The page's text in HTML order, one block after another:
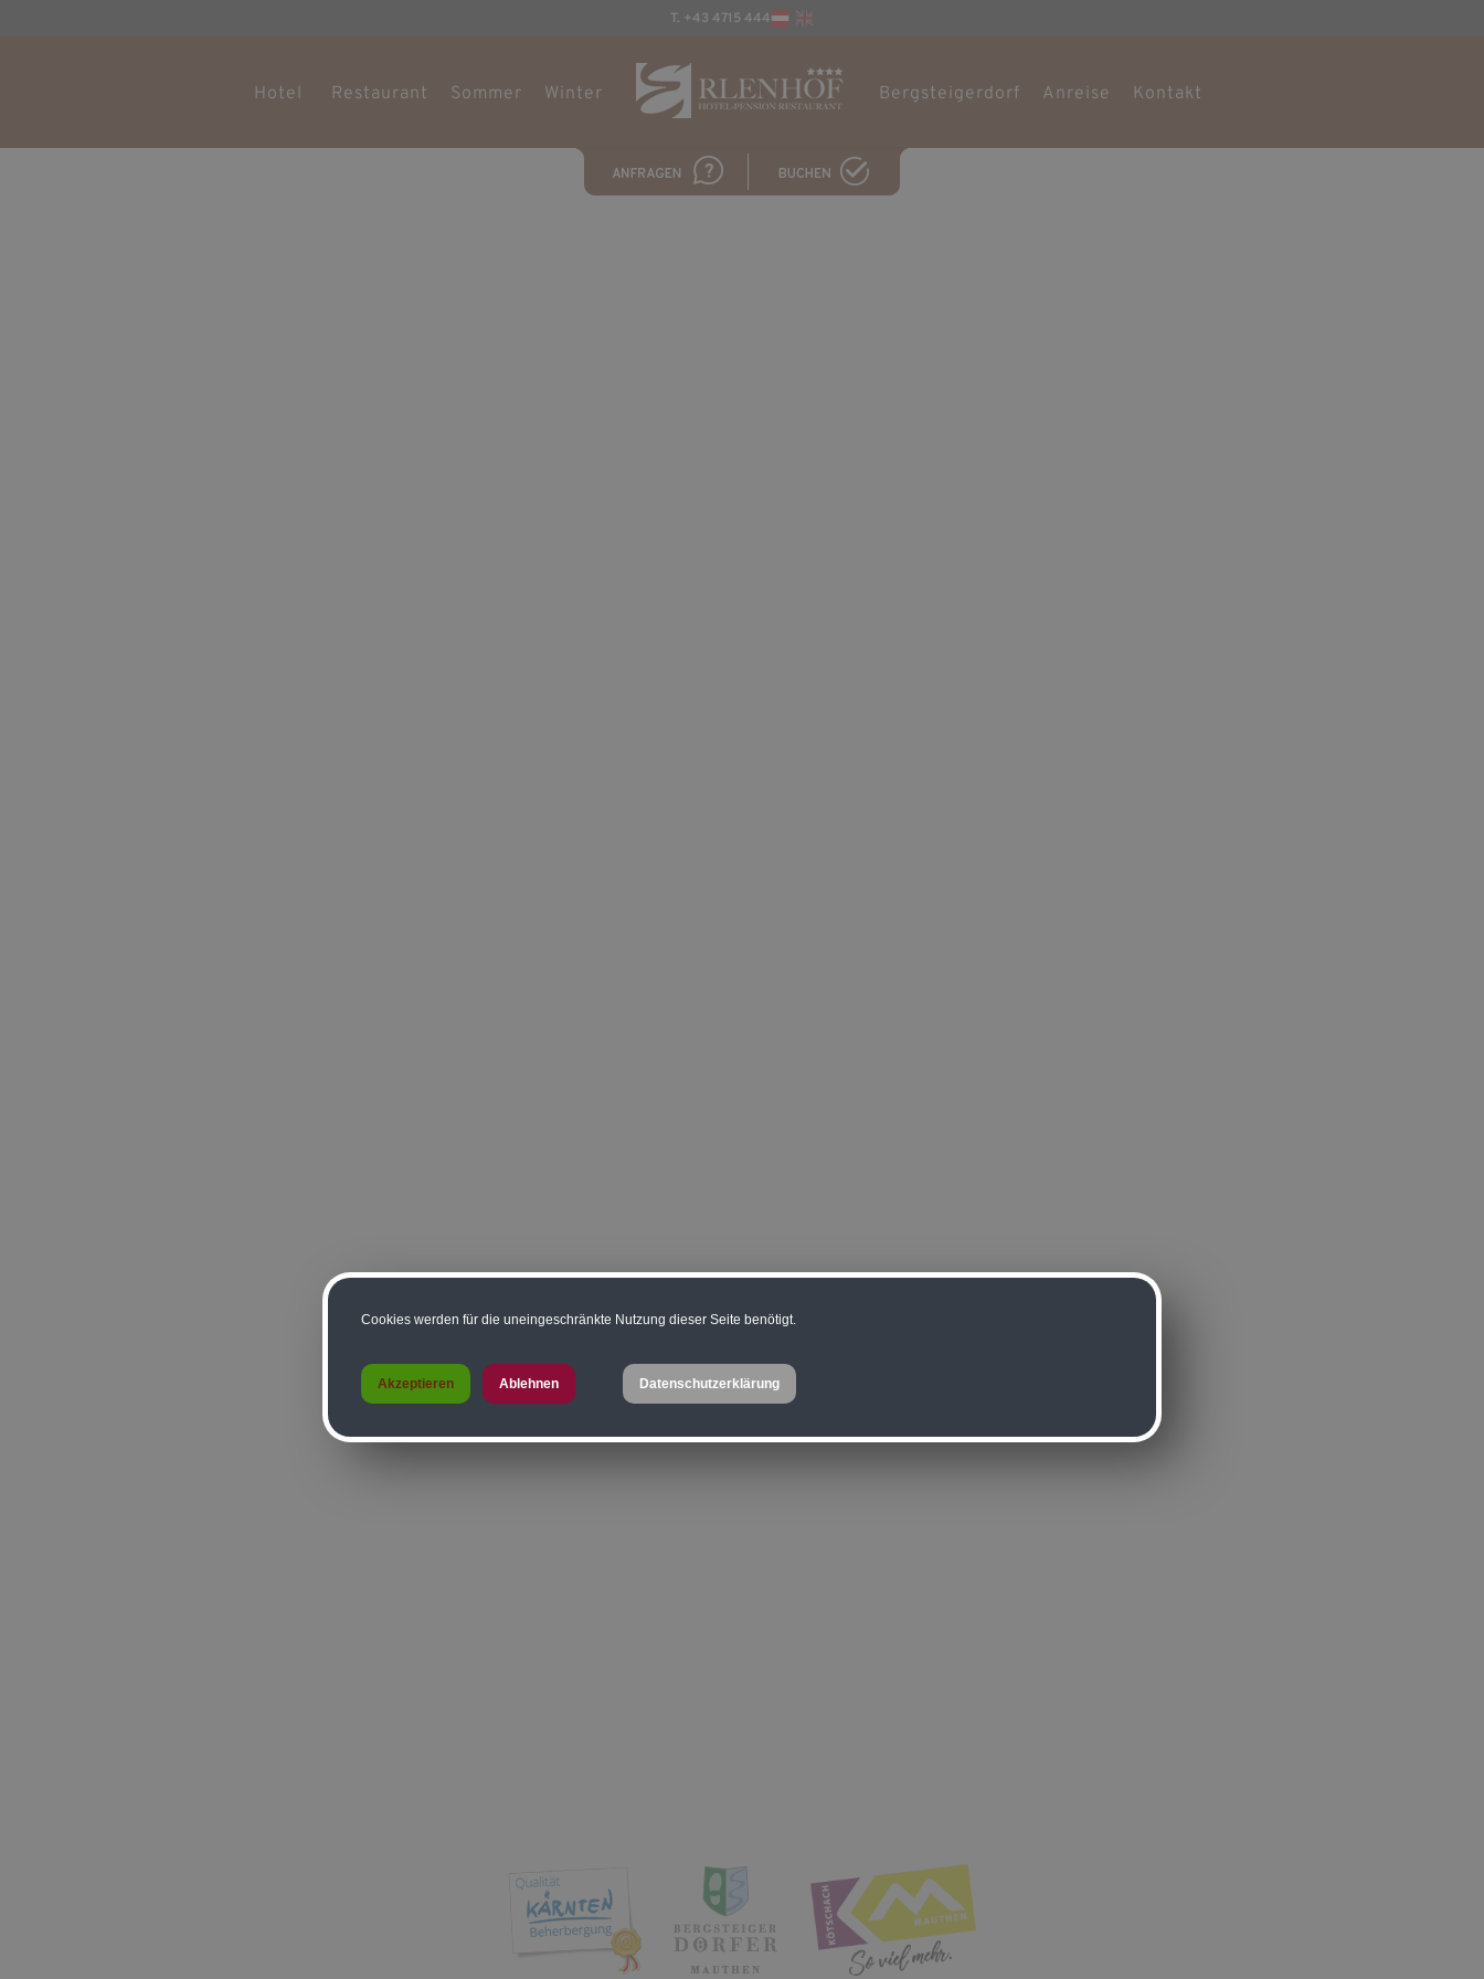
T. +43 4715 444
Hotel Restaurant Sommer Winter Bergsteigerdorf Anreise Kontakt
Cookies werden für die uneingeschränkte Nutzung dieser Seite benötigt.
Akzeptieren Ablehnen Datenschutzerklärung